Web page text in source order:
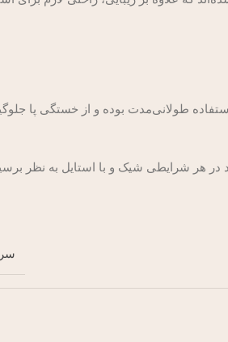
طولانی‌مدت بوده و از خستگی پا
در هر شرایطی شیک و با استایل به نظر